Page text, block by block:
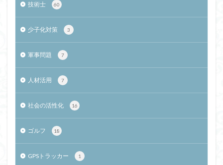
技術士 60
少子化対策 3
軍事問題 7
人材活用 7
社会の活性化 16
ゴルフ 18
GPSトラッカー 1